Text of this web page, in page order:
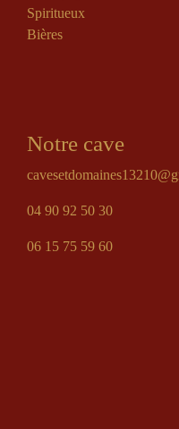
Spiritueux
Bières
Notre cave
04 90 92 50 30
06 15 75 59 60